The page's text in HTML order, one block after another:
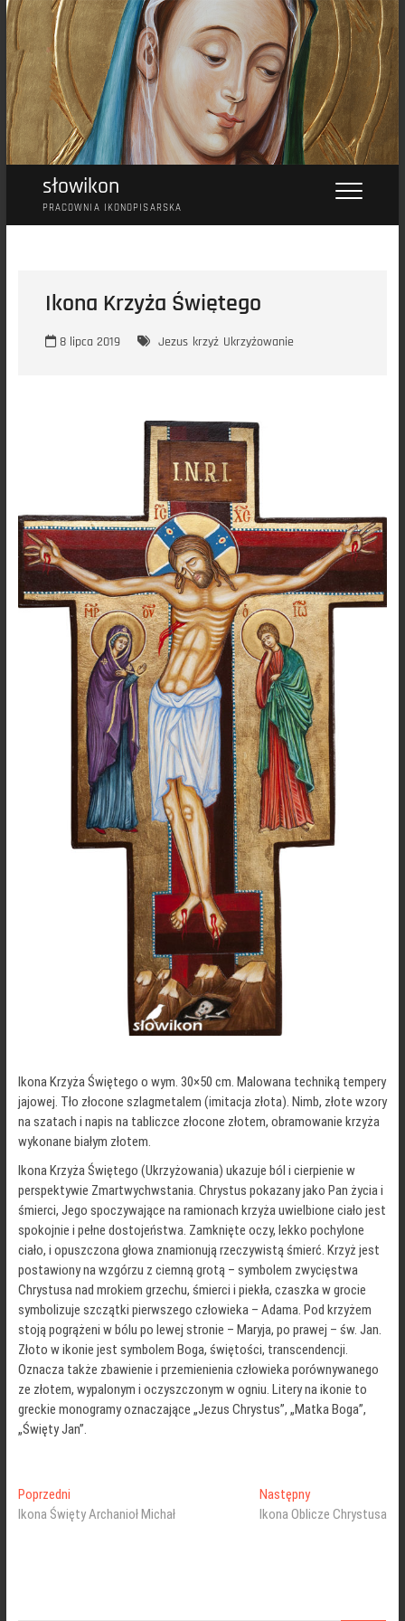
Przejdź
do
treści
słowikon
PRACOWNIA IKONOPISARSKA
Ikona Krzyża Świętego
8 lipca 2019 Jezus krzyż Ukrzyżowanie
Ikona Krzyża Świętego o wym. 30×50 cm. Malowana techniką tempery
jajowej. Tło złocone szlagmetalem (imitacja złota). Nimb, złote wzory
na szatach i napis na tabliczce złocone złotem, obramowanie krzyża
wykonane białym złotem.
Ikona Krzyża Świętego (Ukrzyżowania) ukazuje ból i cierpienie w
perspektywie Zmartwychwstania. Chrystus pokazany jako Pan życia i
śmierci, Jego spoczywające na ramionach krzyża uwielbione ciało jest
spokojnie i pełne dostojeństwa. Zamknięte oczy, lekko pochylone
ciało, i opuszczona głowa znamionują rzeczywistą śmierć. Krzyż jest
postawiony na wzgórzu z ciemną grotą – symbolem zwycięstwa
Chrystusa nad mrokiem grzechu, śmierci i piekła, czaszka w grocie
symbolizuje szczątki pierwszego człowieka – Adama. Pod krzyżem
stoją pogrążeni w bólu po lewej stronie – Maryja, po prawej – św. Jan.
Złoto w ikonie jest symbolem Boga, świętości, transcendencji.
Oznacza także zbawienie i przemienienia człowieka porównywanego
ze złotem, wypalonym i oczyszczonym w ogniu. Litery na ikonie to
greckie monogramy oznaczające „Jezus Chrystus”, „Matka Boga”,
„Święty Jan”.
Nawigacja
wpisu
PoprzedniPoprzedni
wpis:
Ikona Święty Archanioł Michał
NastępnyNastępny
wpis:
Ikona Oblicze Chrystusa